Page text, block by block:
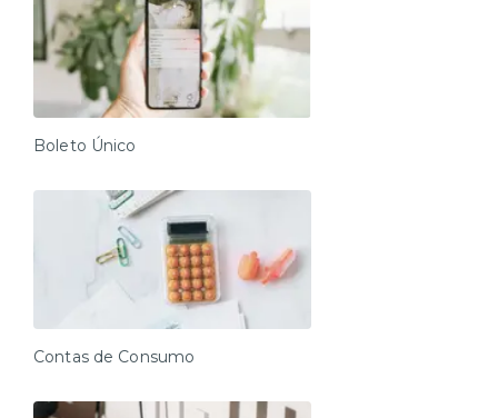
Boleto Único
Contas de Consumo